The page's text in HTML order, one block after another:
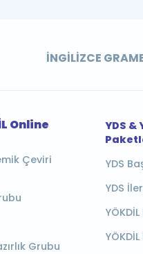
İNGILIZCE
Online
Çeviri
Grubu
YDS &
YDS
YDS